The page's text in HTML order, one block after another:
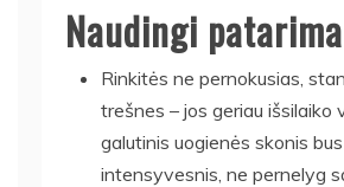
Naudingi
Rinkitės ne pernokusias,
trešnes – jos geriau išsilaiko
galutinis uogienės skonis bus
intensyvesnis, ne pernelyg